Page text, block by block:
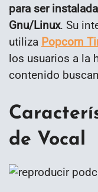
para ser
Gnu/Linux. Su
utiliza Popcorn
los usuarios a la
contenido
de Vocal